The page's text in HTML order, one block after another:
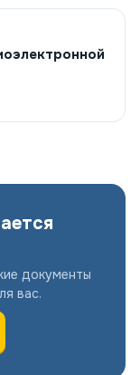
документы
вас.